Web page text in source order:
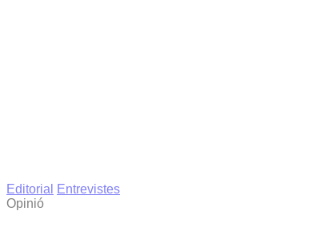
Editorial
Entrevistes
Opinió